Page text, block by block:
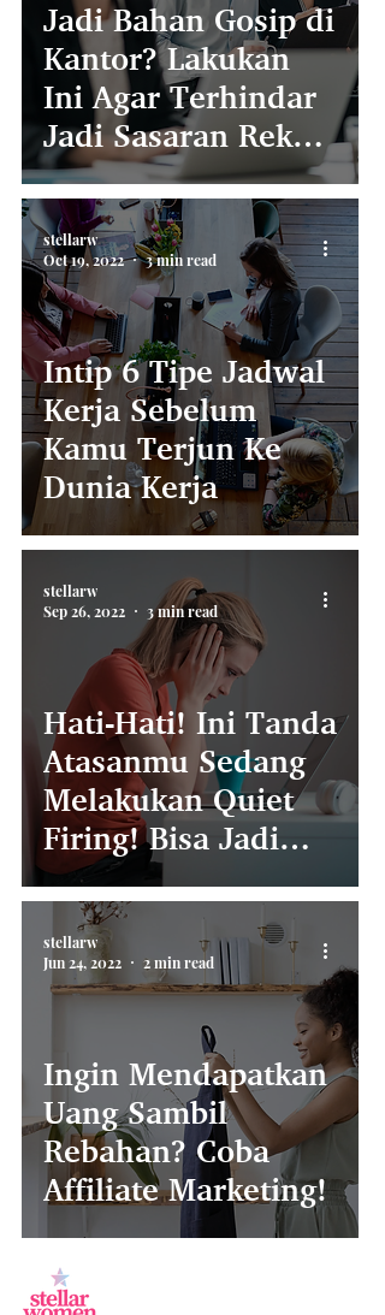
Jadi Bahan Gosip di
Kantor? Lakukan
Ini Agar Terhindar
Jadi Sasaran Rekan
Kerja!
Intip 6 Tipe Jadwal
Kerja Sebelum
Kamu Terjun Ke
Dunia Kerja
stellarw
Oct 19, 2022
3 min read
Hati-Hati! Ini Tanda
Atasanmu Sedang
Melakukan Quiet
Firing! Bisa Jadi
Penyebab Tidak
Dapat Promosi
stellarw
Sep 26, 2022
3 min read
Ingin Mendapatkan
Uang Sambil
Rebahan? Coba
Affiliate Marketing!
stellarw
Jun 24, 2022
2 min read